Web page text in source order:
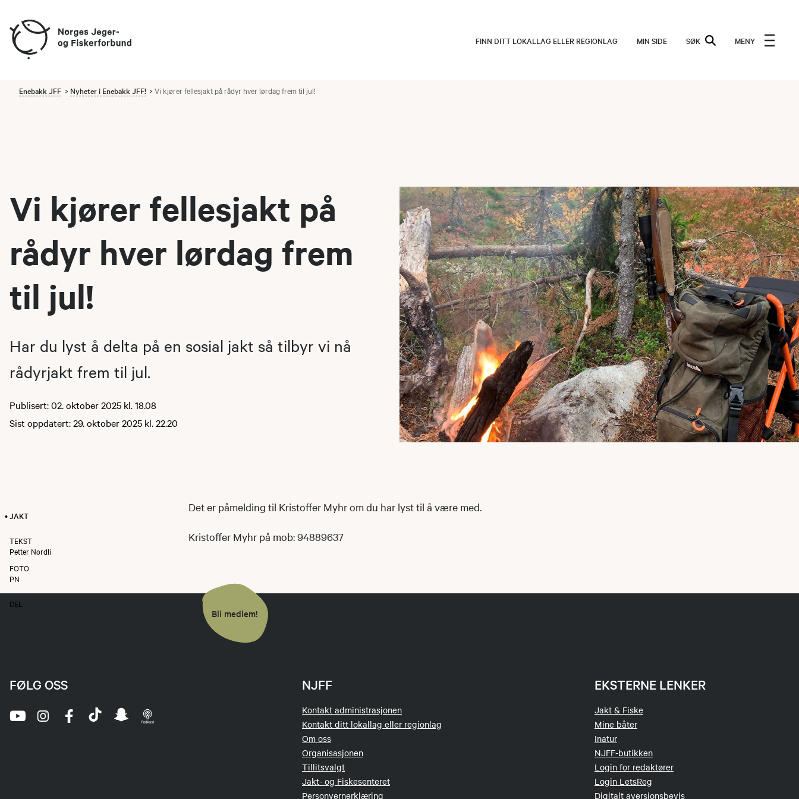
FINN DITT LOKALLAG ELLER REGIONLAG MIN SIDE SØK MENY
Enebakk JFF Nyheter i Enebakk JFF! Vi kjører fellesjakt på rådyr hver lørdag frem til jul!
Vi kjører fellesjakt på
rådyr hver lørdag frem
til jul!
Har du lyst å delta på en sosial jakt så tilbyr vi nå
rådyrjakt frem til jul.
Publisert: 02. oktober 2025 kl. 18.08
Sist oppdatert: 29. oktober 2025 kl. 22.20
• JAKT
TEKST
Petter Nordli
FOTO
PN
DEL
Det er påmelding til Kristoffer Myhr om du har lyst til å være med.
Kristoffer Myhr på mob: 94889637
Bli medlem!
NJFF
Kontakt administrasjonen
Kontakt ditt lokallag eller regionlag
Om oss
Organisasjonen
Tillitsvalgt
Jakt- og Fiskesenteret
Personvernerklæring
EKSTERNE LENKER
Jakt & Fiske
Mine båter
Inatur
NJFF-butikken
Login for redaktører
Login LetsReg
Digitalt aversjonsbevis
FØLG OSS